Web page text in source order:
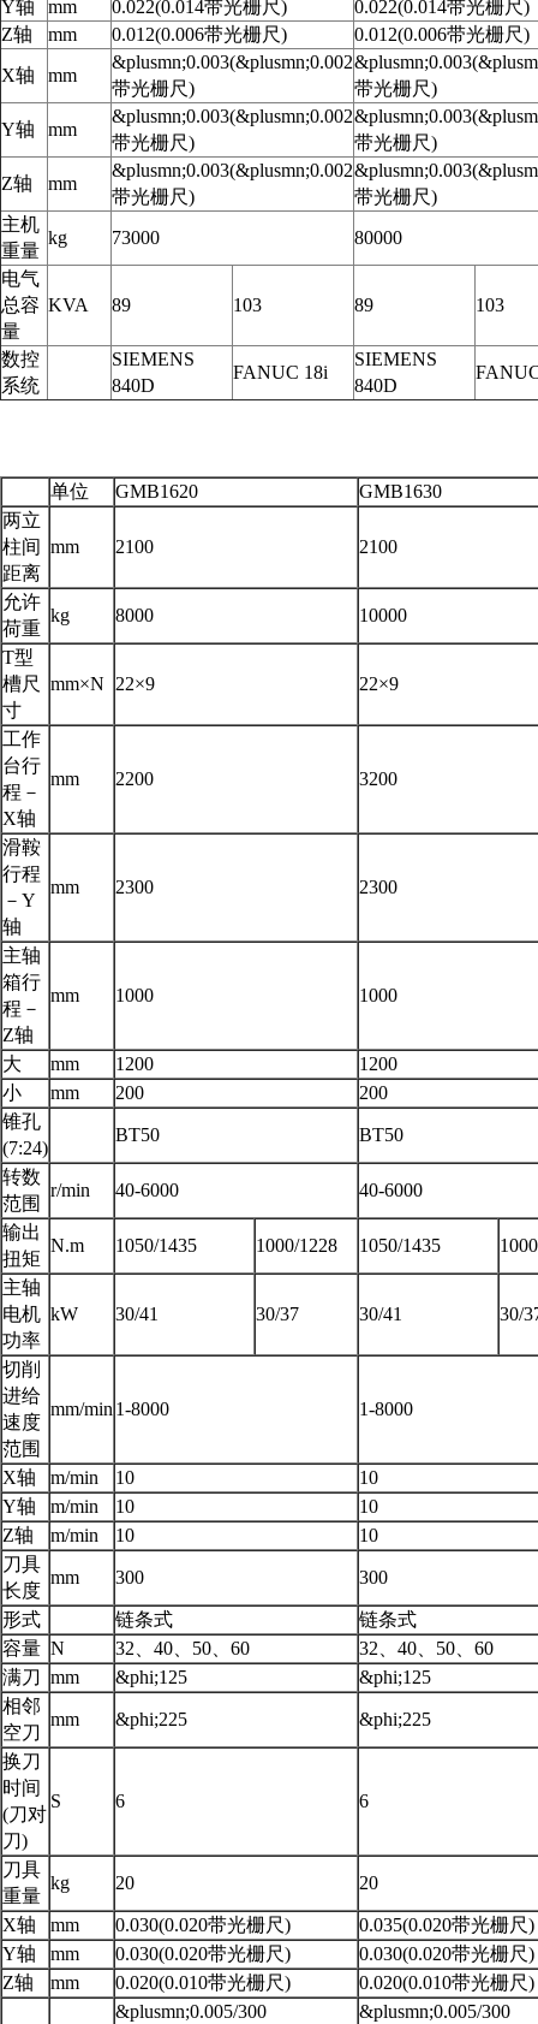
Y轴 mm 0.022(0.014带光栅尺)
0.022(0.014带光栅尺)
Z轴
mm 0.012(0.006带光栅尺)
0.012(0.006带光栅尺)
X轴
mm
&plusmn;0.003(&plusmn;0.002
带光栅尺)
带光栅尺)
Y轴
mm
&plusmn;0.003(&plusmn;0.002
带光栅尺)
带光栅尺)
Z轴
mm
&plusmn;0.003(&plusmn;0.002
带光栅尺)
带光栅尺)
主机
重量
kg 73000
80000
电气
总容
量
KVA 89 103 89 103
数控
系统
SIEMENS
840D
FANUC 18i
SIEMENS
840D
单位 GMB1620
GMB1630
两立
柱间
距离
mm 2100 2100
允许
荷重
kg 8000 10000
T型
槽尺
寸
mm×N 22×9 22×9
工作
台行
程－
X轴
mm 2200 3200
滑鞍
行程
－Y
轴
mm 2300 2300
主轴
箱行
程－
Z轴
mm 1000 1000
大 mm 1200
1200
小
mm 200
200
锥孔
(7:24)
BT50 BT50
转数
范围
r/min 40-6000 40-6000
输出
扭矩
N.m 1050/1435 1000/1228 1050/1435
主轴
电机
功率
kW 30/41 30/37 30/41 30/
切削
进给
速度
范围
mm/min 1-8000 1-8000
X轴 m/min 10
10
Y轴
m/min 10
10
Z轴
m/min 10
10
刀具
长度
mm 300 300
形式 链条式
链条式
容量 N 32、40、50、60
32、40、50、60
满刀 mm &phi;125
&phi;125
相邻
空刀
mm &phi;225 &phi;225
换刀
时间
(刀对
刀)
S 6 6
刀具
重量
kg 20 20
X轴 mm 0.030(0.020带光栅尺)
0.035(0.020带光栅尺)
Y轴
mm 0.030(0.020带光栅尺)
0.030(0.020带光栅尺)
Z轴
mm 0.020(0.010带光栅尺) 0.020(0.010带光栅尺)
&plusmn;0.005/300
&plusmn;0.005/300